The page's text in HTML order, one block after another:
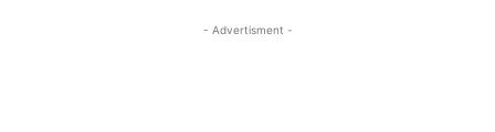
- Advertisment -